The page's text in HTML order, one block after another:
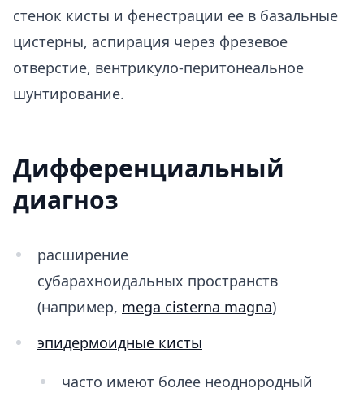
стенок кисты и фенестрации ее в базальные
цистерны, аспирация через фрезевое
отверстие, вентрикуло-перитонеальное
шунтирование.
Дифференциальный
диагноз
расширение
субарахноидальных пространств
(например, mega cisterna magna)
эпидермоидные кисты
часто имеют более неоднородный